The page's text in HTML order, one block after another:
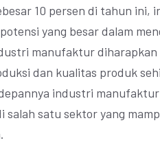
10 persen di tahun
yang besar dalam
manufaktur
dan kualitas produk
industri
salah satu sektor yang